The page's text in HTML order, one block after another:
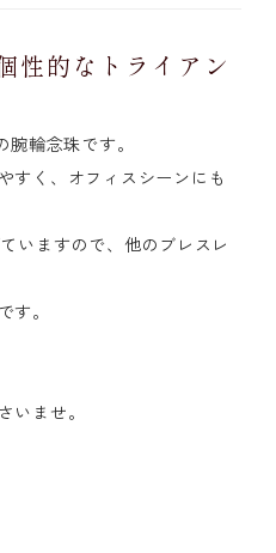
性的なトライアン
輪念珠です。
すく、オフィスシーンにも
いますので、他のブレスレ
。
ませ。